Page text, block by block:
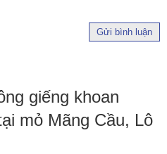
Gửi bình luận
giếng khoan
mỏ Mãng Cầu, Lô